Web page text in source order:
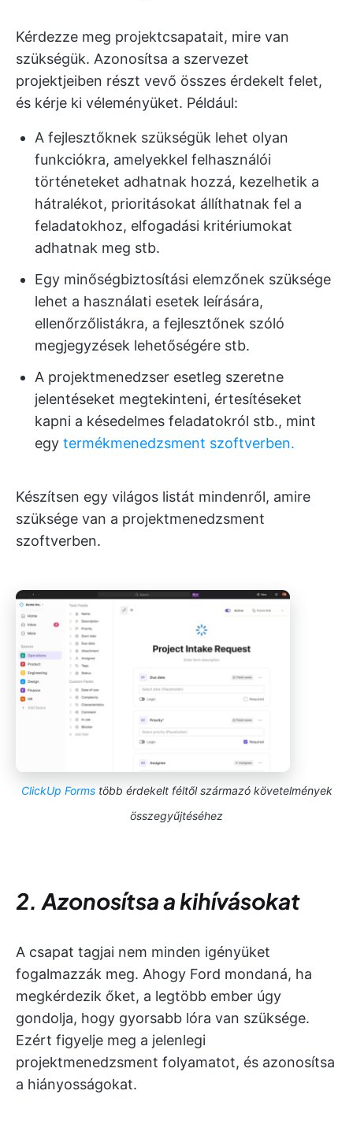
Kérdezze meg projektcsapatait, mire van
szükségük. Azonosítsa a szervezet
projektjeiben részt vevő összes érdekelt felet,
és kérje ki véleményüket. Például:
A fejlesztőknek szükségük lehet olyan
funkciókra, amelyekkel felhasználói
történeteket adhatnak hozzá, kezelhetik a
hátralékot, prioritásokat állíthatnak fel a
feladatokhoz, elfogadási kritériumokat
adhatnak meg stb.
Egy minőségbiztosítási elemzőnek szüksége
lehet a használati esetek leírására,
ellenőrzőlistákra, a fejlesztőnek szóló
megjegyzések lehetőségére stb.
A projektmenedzser esetleg szeretne
jelentéseket megtekinteni, értesítéseket
kapni a késedelmes feladatokról stb., mint
egy termékmenedzsment szoftverben.
Készítsen egy világos listát mindenről, amire
szüksége van a projektmenedzsment
szoftverben.
ClickUp Forms több érdekelt féltől származó követelmények
összegyűjtéséhez
2. Azonosítsa a kihívásokat
A csapat tagjai nem minden igényüket
fogalmazzák meg. Ahogy Ford mondaná, ha
megkérdezik őket, a legtöbb ember úgy
gondolja, hogy gyorsabb lóra van szüksége.
Ezért figyelje meg a jelenlegi
projektmenedzsment folyamatot, és azonosítsa
a hiányosságokat.